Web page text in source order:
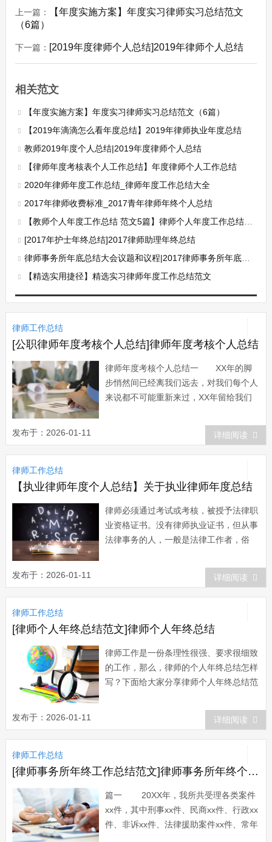
上一篇：
【年度实施方案】年度实习律师实习总结范文
（6篇）
下一篇： [2019年度律师个人总结]2019年律师个人总结
相关范文
【年度实施方案】年度实习律师实习总结范文（6篇）
【2019年滴滴怎么看年度总结】2019年律师执业年度总结
教师2019年度个人总结|2019年度律师个人总结
【律师年度考核表个人工作总结】年度律师个人工作总结
2020年律师年度工作总结_律师年度工作总结大全
2017年律师收费标准_2017青年律师年终个人总结
【教师个人年度工作总结 范文5篇】律师个人年度工作总结范文
[2017年护士年终总结]2017律师助理年终总结
律师事务所年底总结大会议题和议程|2017律师事务所年底总结
【精选实用捷径】精选实习律师年度工作总结范文
律师工作总结
[公职律师年度考核个人总结]律师年度考核个人总结
律师年度考核个人总结一 XX年的脚
步悄然间已经离我们远去，对我们每个人
来说都不可能重新来过，XX年留给我们
部充满不同感情色彩的故事，留给我们无
限的回忆。XX年对自己来说是非常幸运
的，七月份告别了大学校园，使自己的社
会角色发生了根本的变化，也切实的感受
到了来...
发布于：2026-01-11 详细阅读
律师工作总结
【执业律师年度个人总结】关于执业律师年度总结
律师必须通过考试或考核，被授予法律职
业资格证书。没有律师执业证书，但从事
法律事务的人，一般是法律工作者，俗
师。下面是小编给大家分享的执业律师年
度总结，供大家阅读与参考。执业律师年
度总结(一) 岁月流转，不知不觉间，
了。4...
发布于：2026-01-11 详细阅读
律师工作总结
[律师个人年终总结范文]律师个人年终总结
律师工作是一份条理性很强、要求很细致
的工作，那么，律师的个人年终总结怎样
写？下面给大家分享律师个人年终总结范
不知不觉来律所实习已满一年，这一年的
实习律师工作总结真是不知从何落笔，也
觉得自己虽有感触，但无法言深。不过，
无论如何，也确实应该有所总结，有所反
思。...
发布于：2026-01-11 详细阅读
律师工作总结
[律师事务所年终工作总结范文]律师事务所年终个人工作总结三篇
篇一 20XX年，我所共受理各类案件
xx件，其中刑事xx件、民商xx件、行政xx
件、非诉xx件、法律援助案件xx件、常年